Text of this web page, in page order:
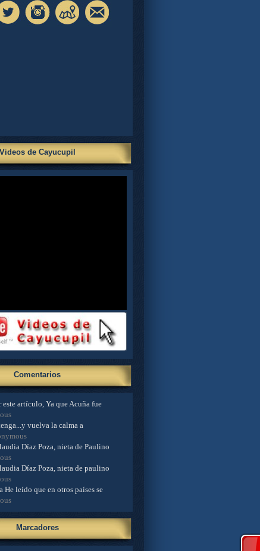
Videos de Cayucupil
Comentarios
este artículo, Ya que Acuña fue
vuelva la calma a
Díaz Poza, nieta de Paulino
Díaz Poza, nieta de paulino
He leído que en otros países se
Marcadores